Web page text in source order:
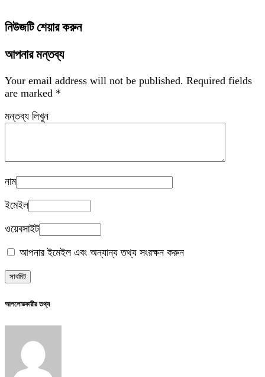
নিউজটি শেয়ার করুন
আপনার মন্তব্য
Your email address will not be published. Required fields
are marked *
মন্তব্য লিখুন
নাম
ইমেইল
ওয়েবসাইট
আপনার ইমেইল এবং অন্যান্য তথ্য সংরক্ষন করুন
আপলোডকারীর তথ্য